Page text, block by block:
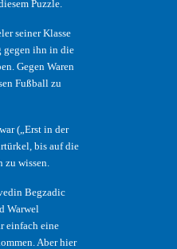
Puzzle.
seiner Klasse
gegen ihn in die
Gegen Waren
Fußball zu
(„Erst in der
bis auf die
zu wissen.
Begzadic
Warwel
einfach eine
Aber hier